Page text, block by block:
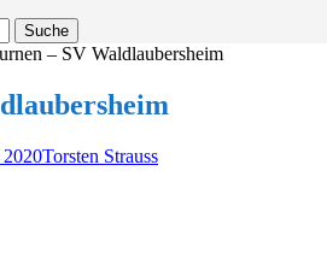
– SV Waldlaubersheim
Autor
Torsten Strauss